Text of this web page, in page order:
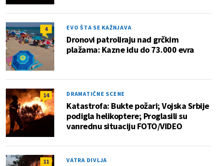
4 EVO ŠTA SE KAŽNJAVA
Dronovi patroliraju nad grčkim
plažama: Kazne idu do 73.000 evra
14 DRAMATIČNE SCENE
Katastrofa: Bukte požari; Vojska Srbije
podigla helikoptere; Proglasili su
vanrednu situaciju FOTO/VIDEO
11 VATRA DIVLJA